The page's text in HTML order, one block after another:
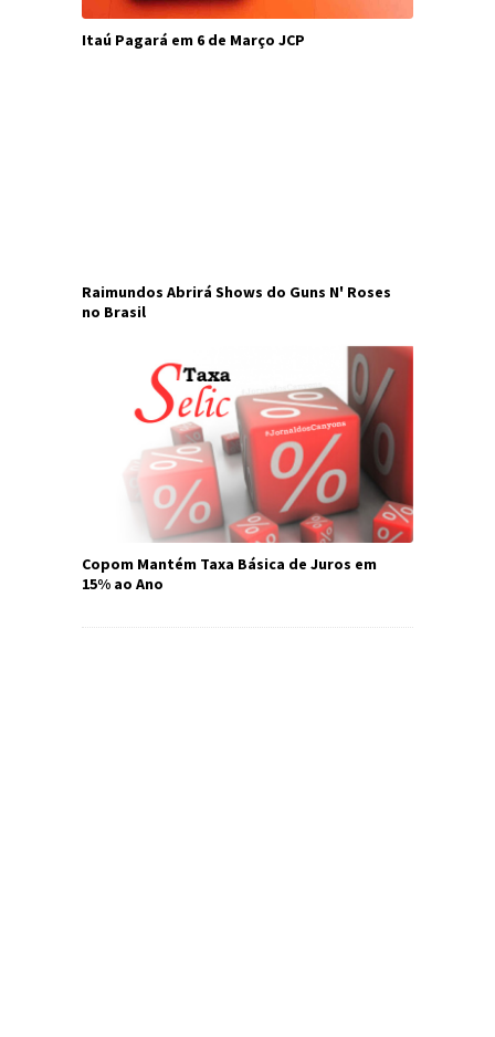
Itaú Pagará em 6 de Março JCP
Raimundos Abrirá Shows do Guns N' Roses
no Brasil
Copom Mantém Taxa Básica de Juros em
15% ao Ano